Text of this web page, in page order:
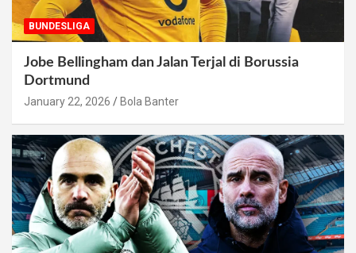
BUNDESLIGA
Jobe Bellingham dan Jalan Terjal di Borussia
Dortmund
January 22, 2026 Bola Banter